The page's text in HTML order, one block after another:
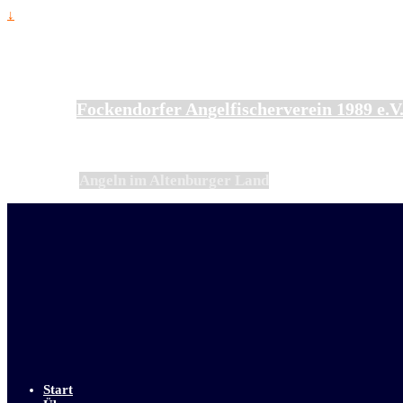
↓
Fockendorfer Angelfischerverein 1989 e.V.
Start